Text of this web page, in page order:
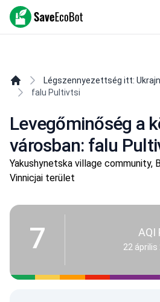
SaveEcoBot
Légszennyezettség itt:
falu Pultivtsi
Levegőminőség a
városban: falu
Yakushynetska village community,
Vinnicjai terület
7 AQI
22 április